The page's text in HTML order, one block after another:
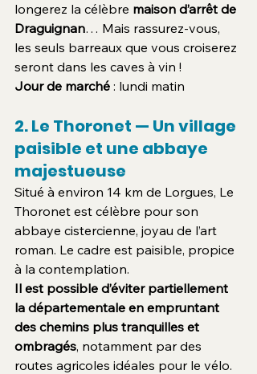
longerez la célèbre maison d’arrêt de
Draguignan… Mais rassurez-vous,
les seuls barreaux que vous croiserez
seront dans les caves à vin !
Jour de marché : lundi matin
2. Le Thoronet — Un village
paisible et une abbaye
majestueuse
Situé à environ 14 km de Lorgues, Le
Thoronet est célèbre pour son
abbaye cistercienne, joyau de l’art
roman. Le cadre est paisible, propice
à la contemplation.
Il est possible d’éviter partiellement
la départementale en empruntant
des chemins plus tranquilles et
ombragés, notamment par des
routes agricoles idéales pour le vélo.